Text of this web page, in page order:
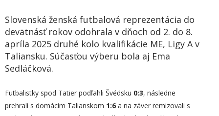
Slovenská ženská futbalová reprezentácia do
devätnásť rokov odohrala v dňoch od 2. do 8.
apríla 2025 druhé kolo kvalifikácie ME, Ligy A v
Taliansku. Súčasťou výberu bola aj Ema
Sedláčková.
Futbalistky spod Tatier podľahli Švédsku 0:3, následne
prehrali s domácim Talianskom 1:6 a na záver remizovali s